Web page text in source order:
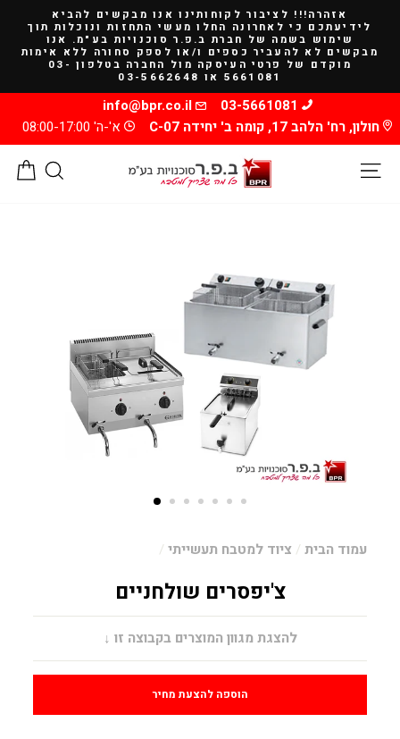
קריאה
אזהרה!!! לציבור לקוחותינו אנו מבקשים להביא
לידיעתכם כי לאחרונה החלו מעשי התחזות ונוכלות תוך
שימוש בשמה של חברת ב.פ.ר סוכנויות בע"מ. אנו
מבקשים לא להעביר כספים ו/או לספק סחורה ללא אימות
מוקדם של פרטי העיסקה מול החברה בטלפון 03-
5661081 או 03-5662648
03-5661081
info@bpr.co.il
חולון, רח' הלהב 17, קומה ב' יחידה C-07
א'-ה' 08:00-17:00
עמוד הבית / ציוד למטבח תעשייתי /
צ'יפסרים שולחניים
מחיר
להצגת מגוון המוצרים בקבוצה זו ↓
הוספה להצעת מחיר